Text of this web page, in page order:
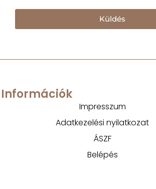
Küldés
Információk
Impresszum
Adatkezelési nyilatkozat
ÁSZF
Belépés